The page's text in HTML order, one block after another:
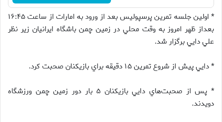
* اولين جلسه تمرين پرسپوليس بعد از ورود به امارات از ساعت ۱۶:۴۵
بعداز ظهر امروز به وقت محلي در زمين چمن باشگاه ايرانيان زير نظر
علي دايي برگزار شد.
* دايي پيش از شروع تمرين ۱۵ دقيقه براي بازيكنان صحبت كرد.
* پس از صحبت‌هاي دايي بازيكنان ۵ بار دور زمين چمن ورزشگاه
دويدند.